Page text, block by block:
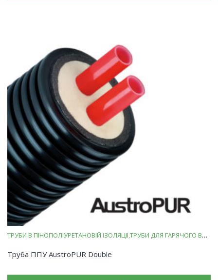
ТРУБИ В ПІНОПОЛІУРЕТАНОВІЙ ІЗОЛЯЦІЇТРУБИ ДЛЯ ГАРЯЧОГО ВОДОПОСТАЧАННЯ
Труба ППУ AustroPUR Double